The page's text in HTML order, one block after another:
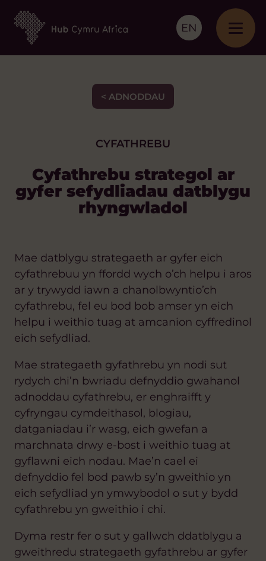
EN
< ADNODDAU
CYFATHREBU
Cyfathrebu strategol ar
gyfer sefydliadau datblygu
rhyngwladol
Mae datblygu strategaeth ar gyfer eich
cyfathrebuu yn ffordd wych o’ch helpu i aros
ar y trywydd iawn a chanolbwyntio’ch
cyfathrebu, fel eu bod bob amser yn eich
helpu i weithio tuag at amcanion cyffredinol
eich sefydliad.
Mae strategaeth gyfathrebu yn nodi sut
rydych chi’n bwriadu defnyddio gwahanol
adnoddau cyfathrebu, er enghraifft y
cyfryngau cymdeithasol, blogiau,
datganiadau i’r wasg, eich gwefan a
marchnata drwy e-bost i weithio tuag at
gyflawni eich nodau. Mae’n cael ei
defnyddio fel bod pawb sy’n gweithio yn
eich sefydliad yn ymwybodol o sut y bydd
cyfathrebu yn gweithio i chi.
Dyma restr fer o sut y gallwch ddatblygu a
gweithredu strategaeth gyfathrebu ar gyfer